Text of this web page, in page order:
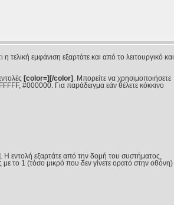
τελική εμφάνιση εξαρτάτε και από το λειτουργικό και
[color=][/color]
. Μπορείτε να χρησιμοποιήσετε
#000000. Για παράδειγμα εάν θέλετε κόκκινο
. Η εντολή εξαρτάτε από την δομή του συστήματος,
με το 1 (τόσο μικρό που δεν γίνετε ορατό στην οθόνη)